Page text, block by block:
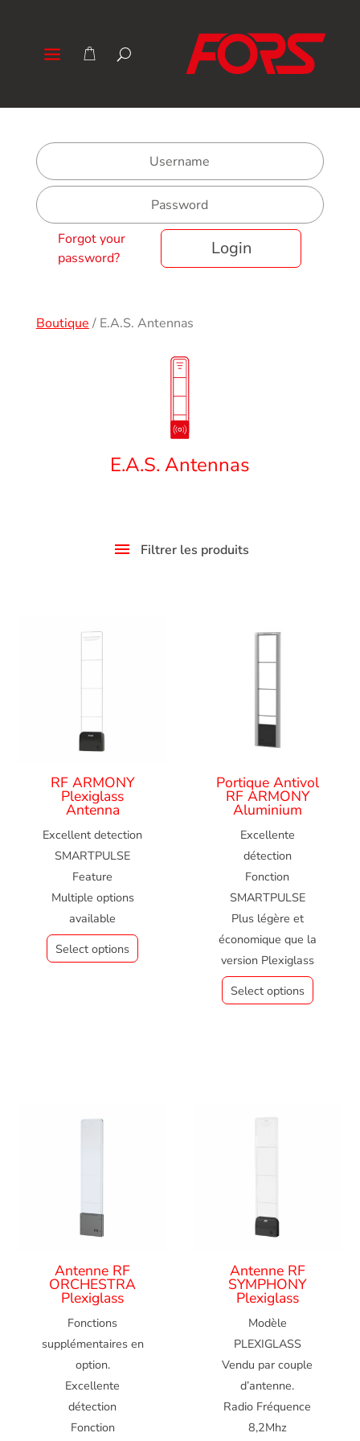
Forgot your
password?
Login
Boutique / E.A.S. Antennas
E.A.S. Antennas
Filtrer les produits
RF ARMONY
Plexiglass
Antenna
Excellent detection
SMARTPULSE
Feature
Multiple options
available
Select options
Portique Antivol
RF ARMONY
Aluminium
Excellente
détection
Fonction
SMARTPULSE
Plus légère et
économique que la
version Plexiglass
Select options
Antenne RF
ORCHESTRA
Plexiglass
Fonctions
supplémentaires en
option.
Excellente
détection
Fonction
Antenne RF
SYMPHONY
Plexiglass
Modèle
PLEXIGLASS
Vendu par couple
d’antenne.
Radio Fréquence
8,2Mhz